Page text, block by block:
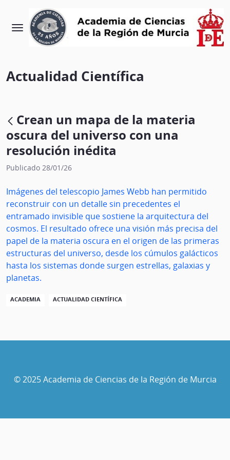
Actualidad Científica
Crean un mapa de la materia
oscura del universo con una
resolución inédita
Publicado 28/01/26
Imágenes del telescopio James Webb han permitido
reconstruir con un detalle sin precedentes el
entramado invisible que sostiene la arquitectura del
cosmos. El resultado ofrece una visión más precisa del
papel de la materia oscura en el origen de las primeras
estructuras del universo, desde los cúmulos galácticos
hasta los sistemas donde surgen estrellas, galaxias y
planetas.
ACADEMIA ACTUALIDAD CIENTÍFICA
© 2025 Academia de Ciencias de la Región de Murcia